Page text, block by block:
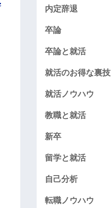
内定辞退
卒論
卒論と就活
就活のお得な裏技
就活ノウハウ
教職と就活
新卒
留学と就活
自己分析
転職ノウハウ